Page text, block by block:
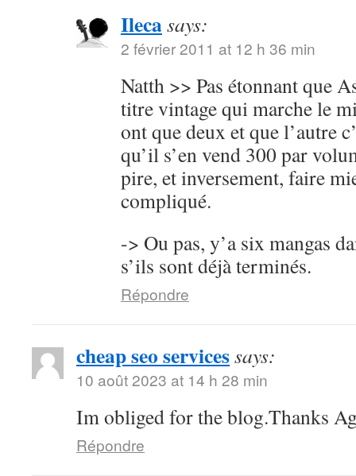
Ilecasays:
2 février 2011 at 12 h 36 min
Natth >> Pas étonnant que
titre vintage qui marche le
ont que deux et que l’autre
qu’il s’en vend 300 par
pire, et inversement, faire
compliqué.
-> Ou pas, y’a six mangas
s’ils sont déjà terminés.
Répondre
cheap seo servicessays:
10 août 2023 at 14 h 28 min
Im obliged for the blog.Thanks
Répondre